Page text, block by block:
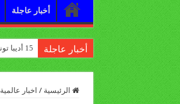
أخبار عاجلة
أخبار عاجلة 15 أديبا تونسيا يشيدون بتكريم الشاعر علي الدرورة
الرئيسية / اخبار عالمية